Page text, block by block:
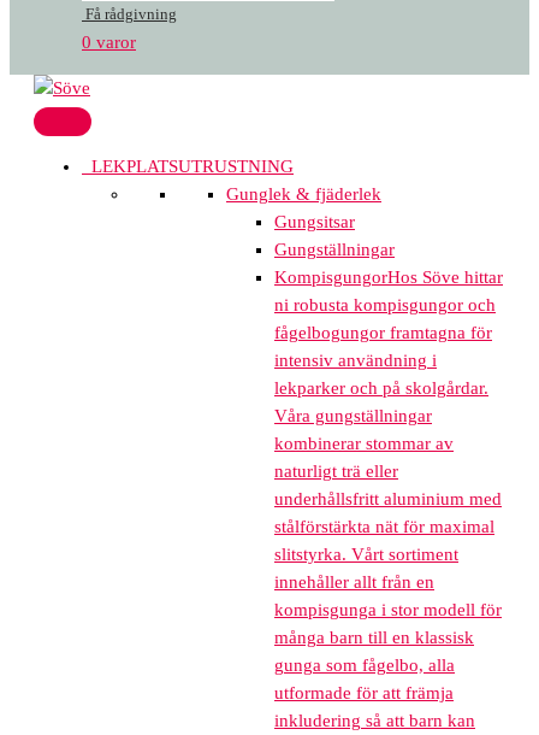
Få rådgivning
0 varor
LEKPLATSUTRUSTNING
Gunglek & fjäderlek
Gungsitsar
Gungställningar
KompisgungorHos Söve hittar
ni robusta kompisgungor och
fågelbogungor framtagna för
intensiv användning i
lekparker och på skolgårdar.
Våra gungställningar
kombinerar stommar av
naturligt trä eller
underhållsfritt aluminium med
stålförstärkta nät för maximal
slitstyrka. Vårt sortiment
innehåller allt från en
kompisgunga i stor modell för
många barn till en klassisk
gunga som fågelbo, alla
utformade för att främja
inkludering så att barn kan